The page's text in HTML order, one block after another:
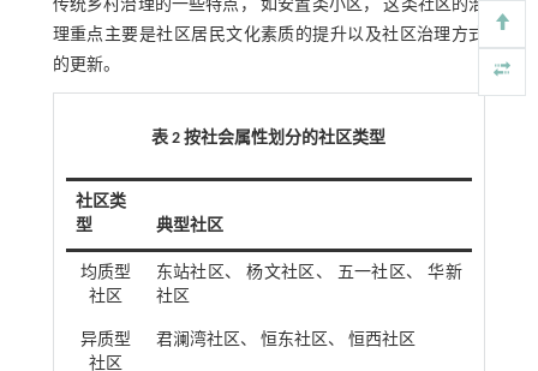
传统乡村治理的一些特点， 如安置类小区， 这类社区的治
理重点主要是社区居民文化素质的提升以及社区治理方式
的更新。
表 2 按社会属性划分的社区类型
社区类
型
典型社区
均质型
社区
东站社区、 杨文社区、 五一社区、 华新
社区
异质型
社区
君澜湾社区、 恒东社区、 恒西社区